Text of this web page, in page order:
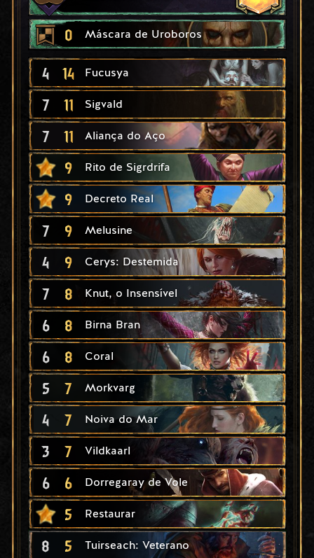
0 Máscara de Uroboros
4 14 Fucusya
7 11 Sigvald
7 11 Aliança do Aço
9 Rito de Sigrdrifa
9 Decreto Real
7 9 Melusine
4 9 Cerys: Destemida
7 8 Knut, o Insensível
6 8 Birna Bran
6 8 Coral
5 7 Morkvarg
4 7 Noiva do Mar
3 7 Vildkaarl
6 6 Dorregaray de Vole
5 Restaurar
8 5 Tuirseach: Veterano